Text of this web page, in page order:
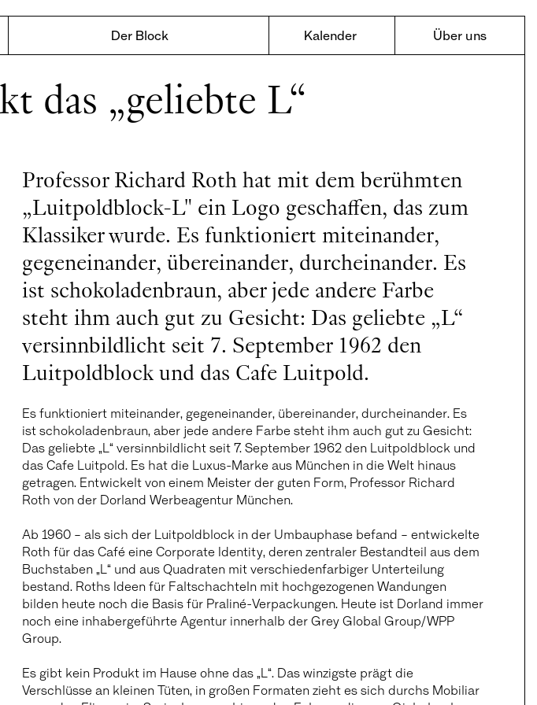
Der Block Kalender Über uns
das „geliebte L“
Professor Richard Roth hat mit dem berühmten
„Luitpoldblock-L" ein Logo geschaffen, das zum
Klassiker wurde. Es funktioniert miteinander,
gegeneinander, übereinander, durcheinander. Es
ist schokoladenbraun, aber jede andere Farbe
steht ihm auch gut zu Gesicht: Das geliebte „L“
versinnbildlicht seit 7. September 1962 den
Luitpoldblock und das Cafe Luitpold.
Es funktioniert miteinander, gegeneinander, übereinander, durcheinander. Es
ist schokoladenbraun, aber jede andere Farbe steht ihm auch gut zu Gesicht:
Das geliebte „L“ versinnbildlicht seit 7. September 1962 den Luitpoldblock und
das Cafe Luitpold. Es hat die Luxus-Marke aus München in die Welt hinaus
getragen. Entwickelt von einem Meister der guten Form, Professor Richard
Roth von der Dorland Werbeagentur München.
Ab 1960 – als sich der Luitpoldblock in der Umbauphase befand – entwickelte
Roth für das Café eine Corporate Identity, deren zentraler Bestandteil aus dem
Buchstaben „L“ und aus Quadraten mit verschiedenfarbiger Unterteilung
bestand. Roths Ideen für Faltschachteln mit hochgezogenen Wandungen
bilden heute noch die Basis für Praliné-Verpackungen. Heute ist Dorland immer
noch eine inhabergeführte Agentur innerhalb der Grey Global Group/WPP
Group.
Es gibt kein Produkt im Hause ohne das „L“. Das winzigste prägt die
Verschlüsse an kleinen Tüten, in großen Formaten zieht es sich durchs Mobiliar